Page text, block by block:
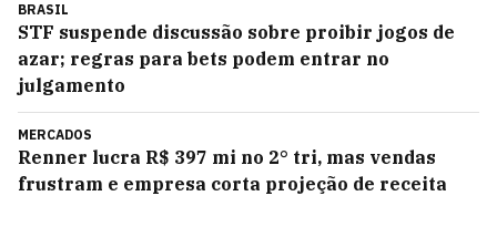
BRASIL
STF suspende discussão sobre proibir jogos de
azar; regras para bets podem entrar no
julgamento
MERCADOS
Renner lucra R$ 397 mi no 2° tri, mas vendas
frustram e empresa corta projeção de receita